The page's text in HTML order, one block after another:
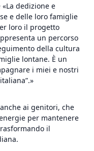
dedizione e
e delle loro famiglie
loro il progetto
un percorso
della cultura
lontane. È un
i miei e nostri
ai genitori, che
per mantenere
il